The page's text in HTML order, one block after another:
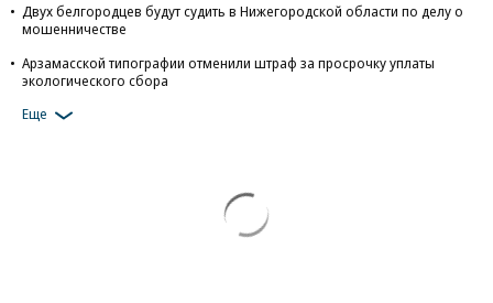
Двух белгородцев будут судить в Нижегородской области по делу о
мошенничестве
Арзамасской типографии отменили штраф за просрочку уплаты
экологического сбора
Еще